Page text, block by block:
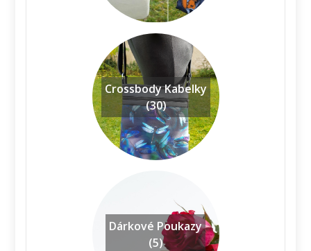
Crossbody Kabelky
(30)
Dárkové Poukazy
(5)